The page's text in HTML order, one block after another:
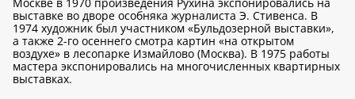
выставке во дворе особняка журналиста Э. Стивенса. В
1974 художник был участником «Бульдозерной выставки»,
а также 2-го осеннего смотра картин «на открытом
воздухе» в лесопарке Измайлово (Москва). В 1975 работы
мастера экспонировались на многочисленных квартирных
выставках.